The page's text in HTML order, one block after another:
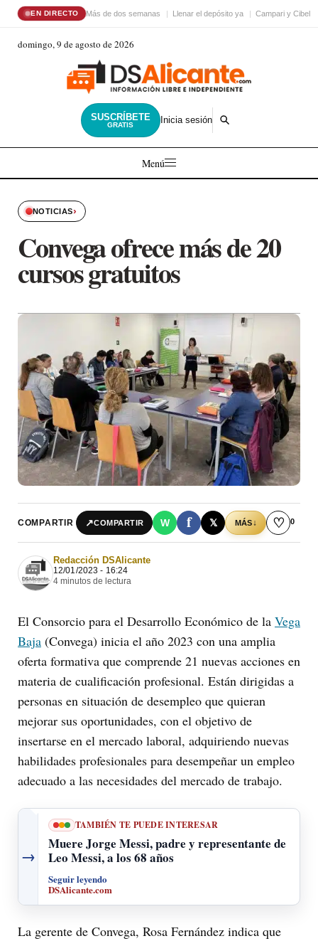
EN DIRECTO Más de dos semanas Llenar el depósito ya Campari y
domingo, 9 de agosto de 2026
SUSCRÍBETE
GRATIS Inicia sesión
Menú
NOTICIAS›
Convega ofrece más de 20
cursos gratuitos
COMPARTIR ↗COMPARTIR W f 𝕏 MÁS↓ ♡ 0
Redacción DSAlicante
12/01/2023 - 16:24
4 minutos de lectura
El Consorcio para el Desarrollo Económico de la Vega
Baja (Convega) inicia el año 2023 con una amplia
oferta formativa que comprende 21 nuevas acciones en
materia de cualificación profesional. Están dirigidas a
personas en situación de desempleo que quieran
mejorar sus oportunidades, con el objetivo de
insertarse en el mercado laboral, adquiriendo nuevas
habilidades profesionales para desempeñar un empleo
adecuado a las necesidades del mercado de trabajo.
→
TAMBIÉN TE PUEDE INTERESAR
Muere Jorge Messi, padre y representante de
Leo Messi, a los 68 años
Seguir leyendo
DSAlicante.com
La gerente de Convega, Rosa Fernández indica que